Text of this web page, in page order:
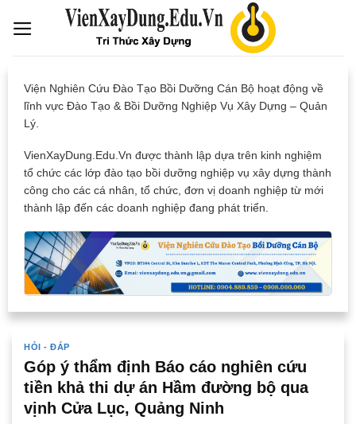
Viện Nghiên Cứu Đào Tạo Bồi Dưỡng Cán Bộ hoạt động về
lĩnh vực Đào Tạo & Bồi Dưỡng Nghiệp Vụ Xây Dựng – Quản
Lý.
VienXayDung.Edu.Vn được thành lập dựa trên kinh nghiệm
tổ chức các lớp đào tạo bồi dưỡng nghiệp vụ xây dựng thành
công cho các cá nhân, tổ chức, đơn vị doanh nghiệp từ mới
thành lập đến các doanh nghiệp đang phát triển.
HỎI - ĐÁP
Góp ý thẩm định Báo cáo nghiên cứu
tiền khả thi dự án Hầm đường bộ qua
vịnh Cửa Lục, Quảng Ninh